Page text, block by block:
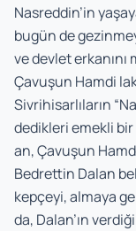
Nasreddin’in
bugün de
ve devlet erkanını
Çavuşun Hamdi
Sivrihisarlıların
dedikleri emekli bir
an, Çavuşun
Bedrettin Dalan
kepçeyi, almaya
da, Dalan’ın